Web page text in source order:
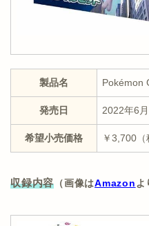
製品名 Pokémon
発売日 2022年6月
希望小売価格 ￥3,700（
収録内容 （画像はAmazonよ